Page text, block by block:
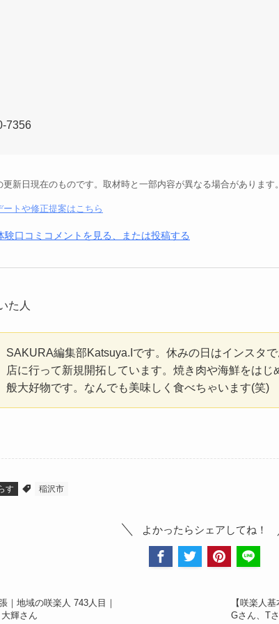
7356
新日現在のものです。取材時と一部内容が異なる場合があります。
ートや修正提案はこちら
験口コミコメントを見る、または投稿する
た人
SAKURA編集部Katsuya.Iです。休みの日はインスタ
店に行って新規開拓しています。焼き肉や海鮮をはじ
般大好物です。なんでも美味しく食べちゃいます(笑)
す 稲沢市
よかったらシェアしてね！
｜地域の咲楽人 743人目｜
輝さん
【咲楽人基
Gさん、T